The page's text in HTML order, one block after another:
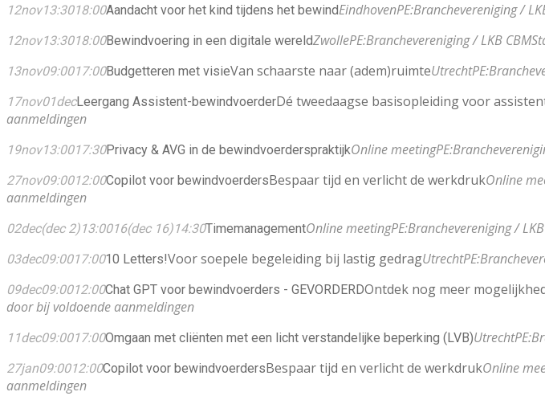
12nov13:3018:00Aandacht voor het kind tijdens het bewindEindhovenPE:Branchevereniging /
12nov13:3018:00Bewindvoering in een digitale wereldZwollePE:Branchevereniging / LKB CBM
13nov09:0017:00Budgetteren met visieVan schaarste naar (adem)ruimteUtrechtPE:
17nov01decLeergang Assistent-bewindvoerderDé tweedaagse basisopleiding voor
aanmeldingen
19nov13:0017:30Privacy & AVG in de bewindvoerderspraktijkOnline meetingPE:
27nov09:0012:00Copilot voor bewindvoerdersBespaar tijd en verlicht de werkdrukOnline
aanmeldingen
02dec(dec 2) 13:0016(dec 16) 14:30TimemanagementOnline meetingPE:Branchevereniging /
03dec09:0017:0010 Letters!Voor soepele begeleiding bij lastig gedragUtrechtPE:
09dec09:0012:00Chat GPT voor bewindvoerders - GEVORDERDOntdek nog meer
door bij voldoende aanmeldingen
11dec09:0017:00Omgaan met cliënten met een licht verstandelijke beperking (LVB)UtrechtPE:
27jan09:0012:00Copilot voor bewindvoerdersBespaar tijd en verlicht de werkdrukOnline
aanmeldingen